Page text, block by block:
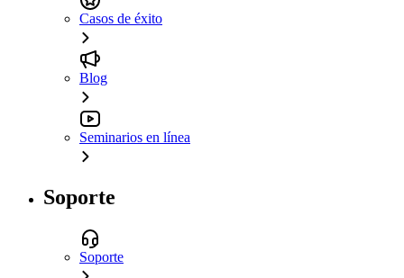
Casos de éxito
Blog
Seminarios en línea
Soporte
Soporte